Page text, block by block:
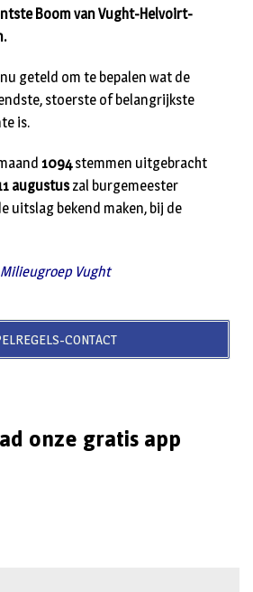
Boom van Vught-Helvoirt-
geteld om te bepalen wat de
stoerste of belangrijkste
is.
1094stemmen uitgebracht
augustuszal burgemeester
uitslag bekend maken, bij de
Vught
CONTACT
onze gratis app